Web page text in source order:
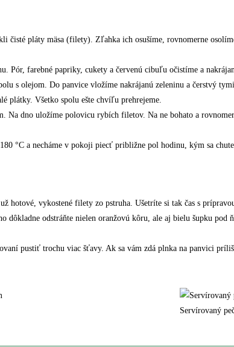
čisté pláty mäsa (filety). Zľahka ich osušíme, rovnomerne
Pór, farebné papriky, cukety a červenú cibuľu očistíme a
s olejom. Do panvice vložíme nakrájanú zeleninu a čerstvý
plátky. Všetko spolu ešte chvíľu prehrejeme.
Na dno uložíme polovicu rybích filetov. Na ne bohato a
°C a necháme v pokoji piecť približne pol hodinu, kým sa chute
hotové, vykostené filety zo pstruha. Ušetríte si tak čas s
dôkladne odstráňte nielen oranžovú kôru, ale aj bielu šupku
pustiť trochu viac šťavy. Ak sa vám zdá plnka na panvici
Servírovaný